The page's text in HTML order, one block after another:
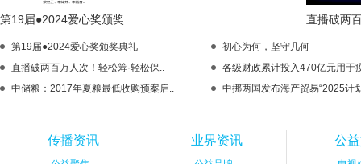
第19届●2024爱心奖颁奖 直播破两
第19届●2024爱心奖颁奖典礼
初心为何，坚守几何
直播破两百万人次！轻松筹·轻松保..
各级财政累计投入470亿元用于
中储粮：2017年夏粮最低收购预案启..
中挪两国发布海产贸易“2025计
传播资讯 业界资讯 公